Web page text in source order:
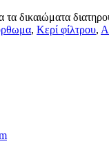
δικαιώματα
, Κερί φίλτρου,